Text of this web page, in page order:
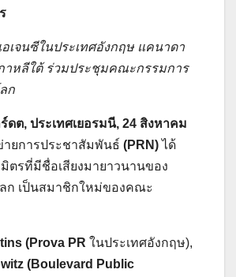
เจนซีในประเทศอังกฤษ แคนาดา
าหลีใต้ ร่วมประชุมคณะกรรมการ
ก
ดต, ประเทศเยอรมนี, 24 สิงหาคม
ายการประชาสัมพันธ์ (PRN)ได้
ตรที่มีชื่อเสียงมายาวนานของ
ก เป็นสมาชิกใหม่ของคณะ
(Prova PR ในประเทศอังกฤษ),
(Boulevard Public